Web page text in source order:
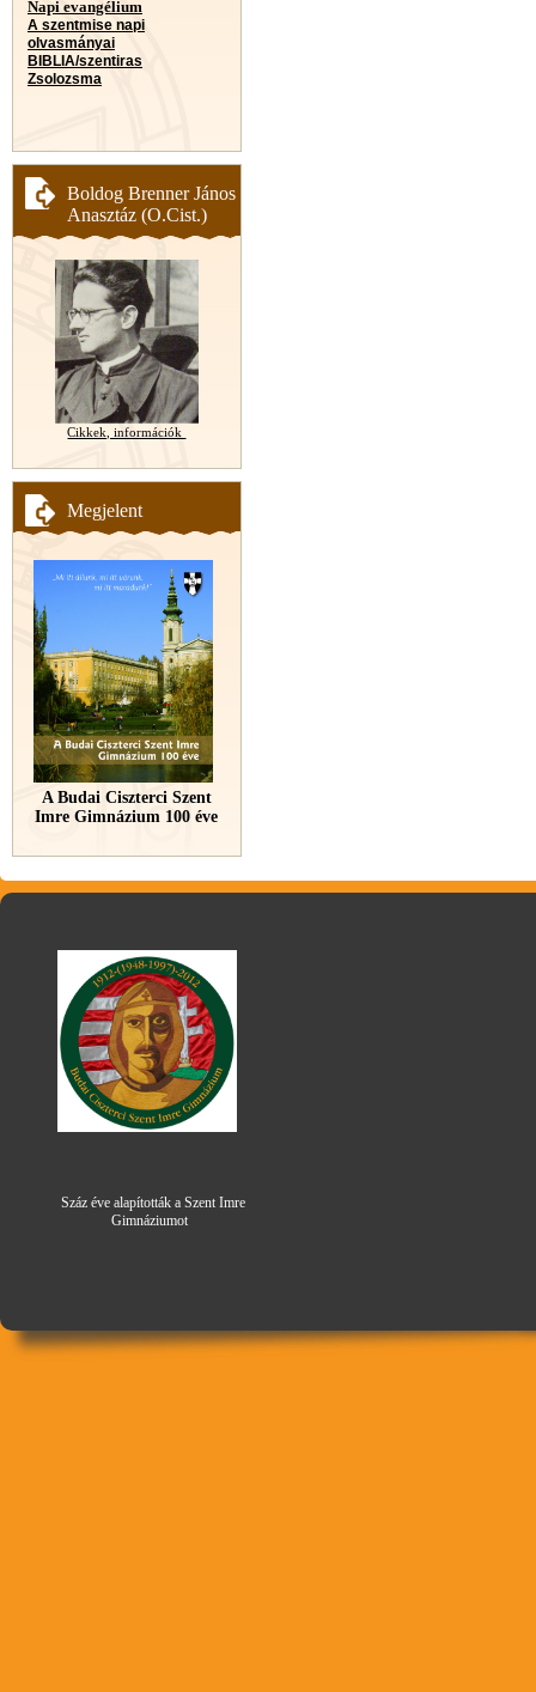
Napi evangélium
A szentmise napi
olvasmányai
BIBLIA/szentiras
Zsolozsma
Boldog Brenner János
Anasztáz (O.Cist.)
Cikkek, információk
Megjelent
A Budai Ciszterci Szent
Imre Gimnázium 100 éve
Száz éve alapították a Szent Imre
Gimnáziumot